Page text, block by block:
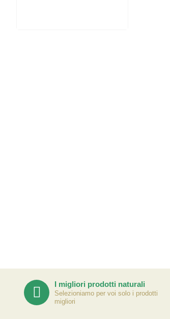
I migliori prodotti naturali
Selezioniamo per voi solo i prodotti
migliori